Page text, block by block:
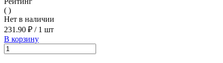
( )
Нет в наличии
231.90 ₽ /1 шт
В корзину